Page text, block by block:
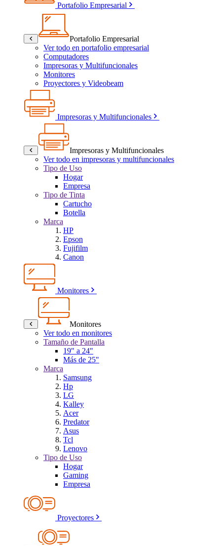
Portafolio Empresarial
Portafolio Empresarial
Ver todo en portafolio empresarial
Computadores
Impresoras y Multifuncionales
Monitores
Proyectores y Videobeam
Impresoras y Multifuncionales
Impresoras y Multifuncionales
Ver todo en impresoras y multifuncionales
Tipo de Uso
Hogar
Empresa
Tipo de Tinta
Cartucho
Botella
Marca
HP
Epson
Fujifilm
Canon
Monitores
Monitores
Ver todo en monitores
Tamaño de Pantalla
19" a 24"
Más de 25"
Marca
Samsung
Hp
LG
Kalley
Acer
Predator
Asus
Tcl
Lenovo
Tipo de Uso
Hogar
Gaming
Empresa
Proyectores